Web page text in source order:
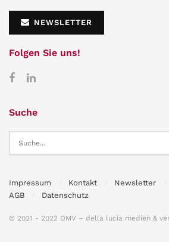
NEWSLETTER
Folgen Sie uns!
Suche
Impressum Kontakt Newsletter
AGB
Datenschutz
© 2021 - 2022 DMV – della lucia medien &